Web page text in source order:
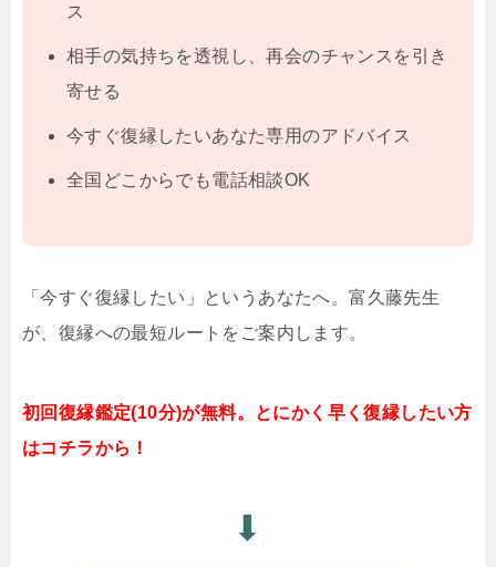
ス
相手の気持ちを透視し、再会のチャンスを引き
寄せる
今すぐ復縁したいあなた専用のアドバイス
全国どこからでも電話相談OK
「今すぐ復縁したい」というあなたへ。富久藤先生
が、復縁への最短ルートをご案内します。
初回復縁鑑定(10分)が無料。とにかく早く復縁したい方
はコチラから！
⬇